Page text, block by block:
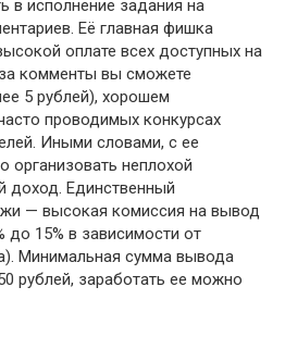
в исполнение задания на
Её главная фишка
оплате всех доступных на
комменты вы сможете
5 рублей), хорошем
проводимых конкурсах
Иными словами, с ее
неплохой
доход. Единственный
— высокая комиссия на вывод
до 15% в зависимости от
Минимальная сумма вывода
рублей, заработать ее можно